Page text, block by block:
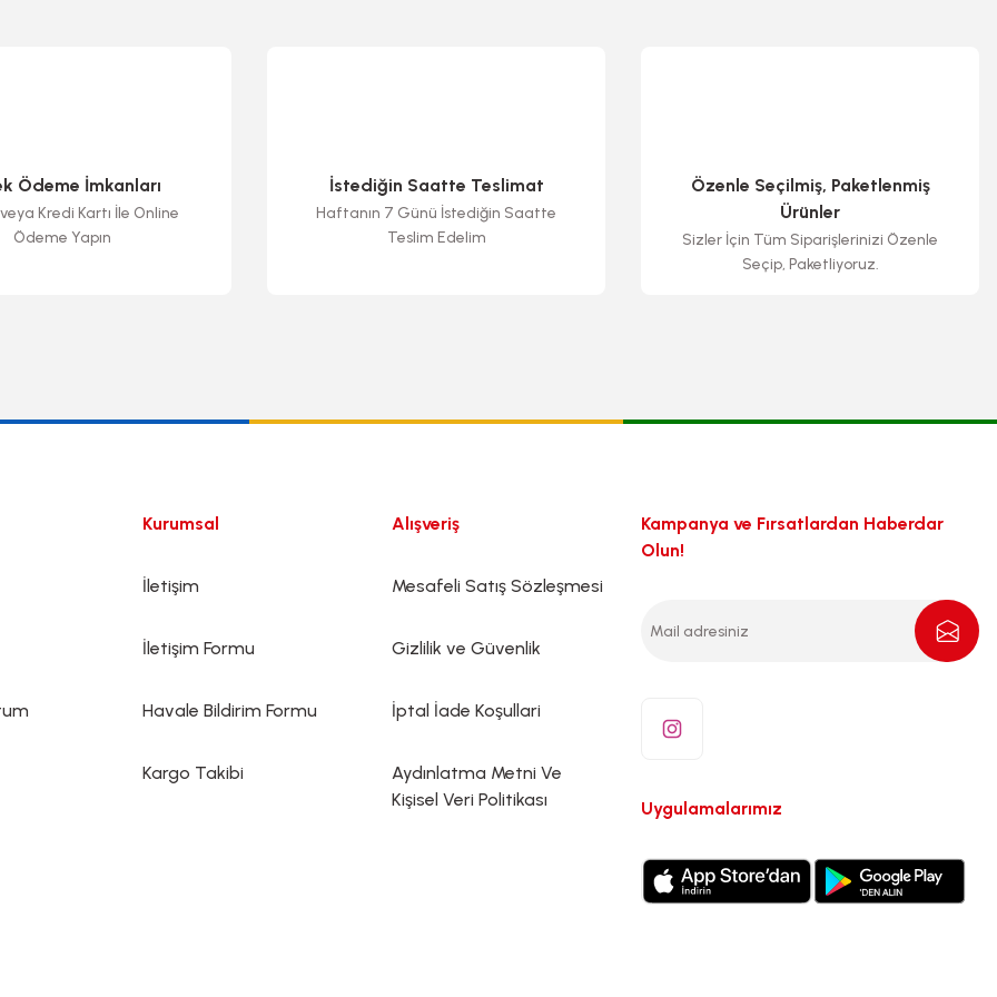
Ödeme İmkanları
Kredi Kartı İle Online
Ödeme Yapın
İstediğin Saatte Teslimat
Haftanın 7 Günü İstediğin Saatte
Teslim Edelim
Özenle Seçilmiş, Paketlenmiş
Ürünler
Sizler İçin Tüm Siparişlerinizi Özenle
Seçip, Paketliyoruz.
Kurumsal
İletişim
İletişim Formu
Havale Bildirim Formu
Kargo Takibi
Alışveriş
Mesafeli Satış Sözleşmesi
Gizlilik ve Güvenlik
İptal İade Koşullari
Aydınlatma Metni Ve
Kişisel Veri Politikası
Kampanya ve Fırsatlardan Haberdar
Olun!
Uygulamalarımız